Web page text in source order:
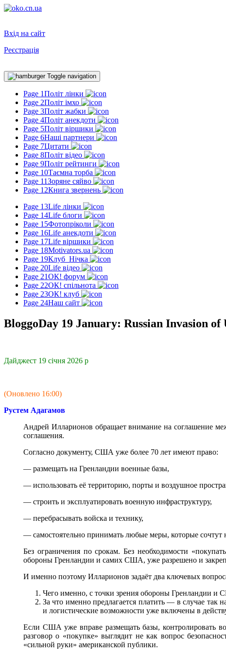
Вхід на сайт
Реєстрація
Toggle navigation
Page 1Політ лінки
Page 2Політ імхо
Page 3Політ жабки
Page 4Політ анекдоти
Page 5Політ віршики
Page 6Наші партнери
Page 7Цитати
Page 8Політ відео
Page 9Політ рейтинги
Page 10Таємна торба
Page 11Зоряне сяйво
Page 12Книга звернень
Page 13Life лінки
Page 14Life блоги
Page 15Фотопріколи
Page 16Life анекдоти
Page 17Life віршики
Page 18Motivators.ua
Page 19Клуб_Нічка
Page 20Life відео
Page 21ОК! форум
Page 22ОК! спільнота
Page 23ОК! клуб
Page 24Наш сайт
BloggoDay 19 January: Russian Invasion of
Дайджест 19 січня 2026 р
(Оновлено 16:00)
Рустем Адагамов
Андрей Илларионов обращает внимание на соглашение
соглашения.
Согласно документу, США уже более 70 лет имеют право:
— размещать на Гренландии военные базы,
— использовать её территорию, порты и воздушное
— строить и эксплуатировать военную инфраструктуру,
— перебрасывать войска и технику,
— самостоятельно принимать любые меры, которые
Без ограничения по срокам. Без необходимости
обороны Гренландии и самих США, уже разрешено и
И именно поэтому Илларионов задаёт два ключевых
Чего именно, с точки зрения обороны Гренландии и
За что именно предлагается платить — в случае
и логистические возможности уже включены в
Если США уже вправе размещать базы, контролировать
разговор о «покупке» выглядит не как вопрос
«сильной руки» американской публики.